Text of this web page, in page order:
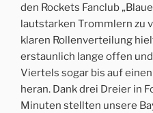
den Rockets Fanclub
lautstarken Trommlern zu
klaren Rollenverteilung
erstaunlich lange offen
Viertels sogar bis auf
heran. Dank drei Dreier in
Minuten stellten unsere